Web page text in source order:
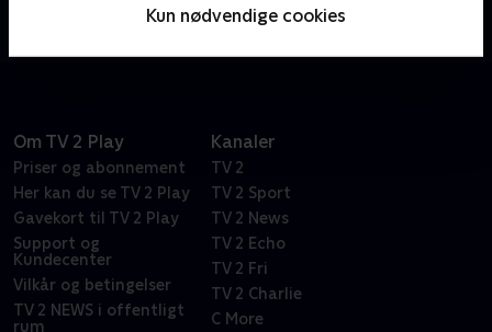
Kun nødvendige cookies
ordspil. Bare spørg den vanvittigt frustrerede Dr.
Om TV 2 Play
Priser og abonnement
Her kan du se TV 2 Play
Gavekort til TV 2 Play
Support og
Kundecenter
Vilkår og betingelser
TV 2 NEWS i offentligt
rum
Kanaler
TV 2
TV 2 Sport
TV 2 News
TV 2 Echo
TV 2 Fri
TV 2 Charlie
C More